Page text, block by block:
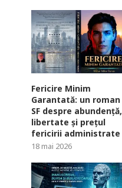
Fericire Minim
Garantată: un roman
SF despre abundență,
libertate și prețul
fericirii administrate
18 mai 2026